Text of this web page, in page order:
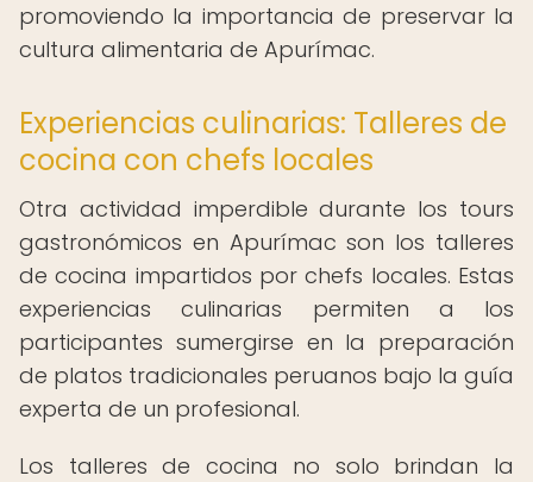
promoviendo la importancia de preservar la
cultura alimentaria de Apurímac.
Experiencias culinarias: Talleres de
cocina con chefs locales
Otra actividad imperdible durante los tours
gastronómicos en Apurímac son los talleres
de cocina impartidos por chefs locales. Estas
experiencias culinarias permiten a los
participantes sumergirse en la preparación
de platos tradicionales peruanos bajo la guía
experta de un profesional.
Los talleres de cocina no solo brindan la